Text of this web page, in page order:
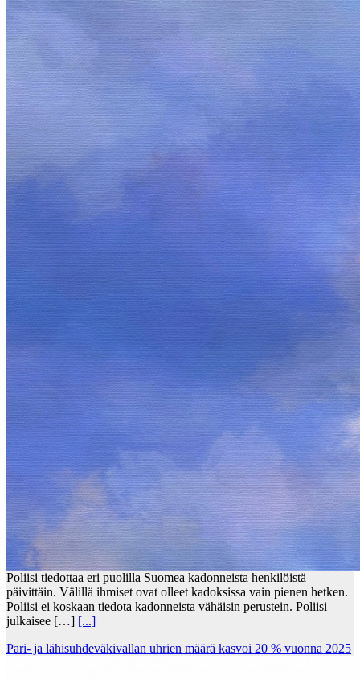
Poliisi tiedottaa eri puolilla Suomea kadonneista henkilöistä
päivittäin. Välillä ihmiset ovat olleet kadoksissa vain pienen hetken.
Poliisi ei koskaan tiedota kadonneista vähäisin perustein. Poliisi
julkaisee […] [...]
Pari- ja lähisuhdeväkivallan uhrien määrä kasvoi 20 % vuonna 2025